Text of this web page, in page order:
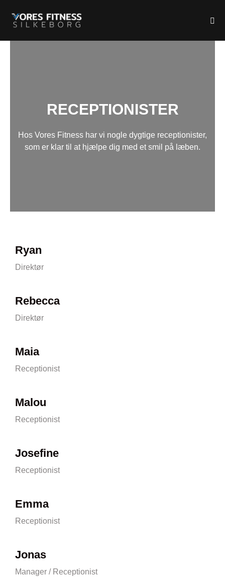
RECEPTIONISTER
Hos Vores Fitness har vi nogle dygtige receptionister,
som er klar til at hjælpe dig med et smil på læben.
Ryan
Direktør
Rebecca
Direktør
Maia
Receptionist
Malou
Receptionist
Josefine
Receptionist
Emma
Receptionist
Jonas
Manager / Receptionist